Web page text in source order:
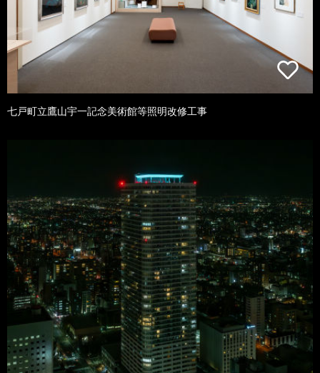
七戸町立鷹山宇一記念美術館等照明改修工事